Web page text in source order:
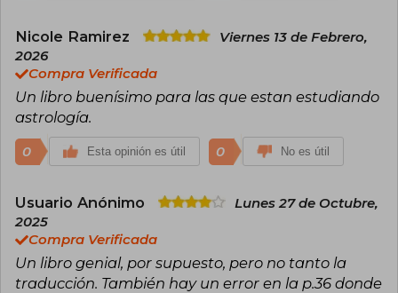
Nicole Ramirez
Viernes 13 de Febrero,
2026
Compra Verificada
Un libro buenísimo para las que estan estudiando
astrología.
0 Esta opinión es útil 0 No es útil
Usuario Anónimo
Lunes 27 de Octubre,
2025
Compra Verificada
Un libro genial, por supuesto, pero no tanto la
traducción. También hay un error en la p.36 donde